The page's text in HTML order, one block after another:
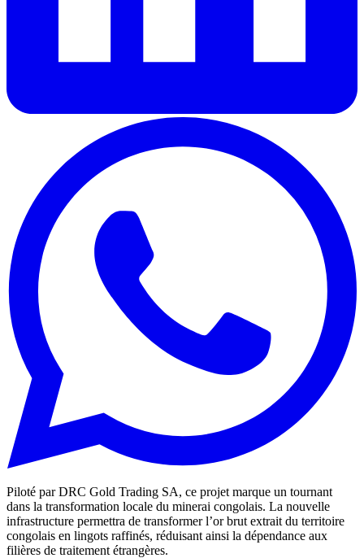
Piloté par DRC Gold Trading SA, ce projet marque un tournant
dans la transformation locale du minerai congolais. La nouvelle
infrastructure permettra de transformer l’or brut extrait du territoire
congolais en lingots raffinés, réduisant ainsi la dépendance aux
filières de traitement étrangères.